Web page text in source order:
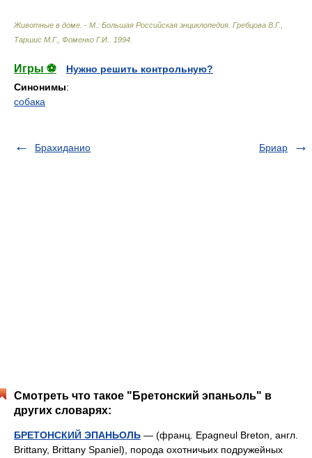
Животные в доме. - М.: Большая Российская энциклопедия Гребцова В.Г.,
Таршис М.Г., Фоменко Г.И.
1994
Игры ⚽
Нужно решить контрольную?
Синонимы:
собака
Брахиданио Бриар
Смотреть что такое "Бретонский эпаньоль" в
других словарях:
БРЕТОНСКИЙ ЭПАНЬОЛЬ — (франц. Epagneul Breton, англ.
Brittany, Brittany Spaniel), порода охотничьих подружейных